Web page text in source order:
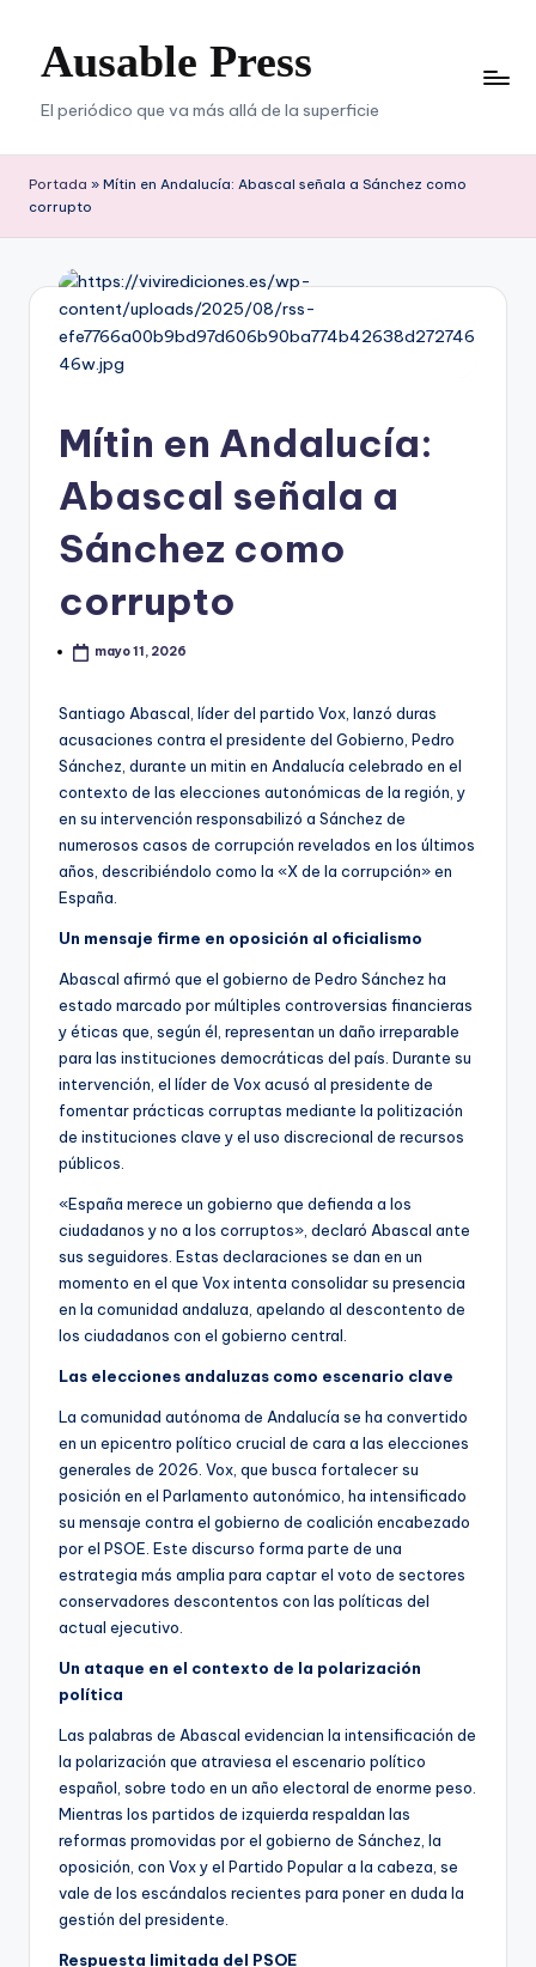
contenido
Ausable Press
El periódico que va más allá de la superficie
Portada » Mítin en Andalucía: Abascal señala a Sánchez como
corrupto
Mítin en Andalucía:
Abascal señala a
Sánchez como
corrupto
mayo 11, 2026
Santiago Abascal, líder del partido Vox, lanzó duras
acusaciones contra el presidente del Gobierno, Pedro
Sánchez, durante un mitin en Andalucía celebrado en el
contexto de las elecciones autonómicas de la región, y
en su intervención responsabilizó a Sánchez de
numerosos casos de corrupción revelados en los últimos
años, describiéndolo como la «X de la corrupción» en
España.
Un mensaje firme en oposición al oficialismo
Abascal afirmó que el gobierno de Pedro Sánchez ha
estado marcado por múltiples controversias financieras
y éticas que, según él, representan un daño irreparable
para las instituciones democráticas del país. Durante su
intervención, el líder de Vox acusó al presidente de
fomentar prácticas corruptas mediante la politización
de instituciones clave y el uso discrecional de recursos
públicos.
«España merece un gobierno que defienda a los
ciudadanos y no a los corruptos», declaró Abascal ante
sus seguidores. Estas declaraciones se dan en un
momento en el que Vox intenta consolidar su presencia
en la comunidad andaluza, apelando al descontento de
los ciudadanos con el gobierno central.
Las elecciones andaluzas como escenario clave
La comunidad autónoma de Andalucía se ha convertido
en un epicentro político crucial de cara a las elecciones
generales de 2026. Vox, que busca fortalecer su
posición en el Parlamento autonómico, ha intensificado
su mensaje contra el gobierno de coalición encabezado
por el PSOE. Este discurso forma parte de una
estrategia más amplia para captar el voto de sectores
conservadores descontentos con las políticas del
actual ejecutivo.
Un ataque en el contexto de la polarización
política
Las palabras de Abascal evidencian la intensificación de
la polarización que atraviesa el escenario político
español, sobre todo en un año electoral de enorme peso.
Mientras los partidos de izquierda respaldan las
reformas promovidas por el gobierno de Sánchez, la
oposición, con Vox y el Partido Popular a la cabeza, se
vale de los escándalos recientes para poner en duda la
gestión del presidente.
Respuesta limitada del PSOE